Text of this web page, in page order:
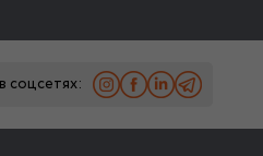
соцсетях: